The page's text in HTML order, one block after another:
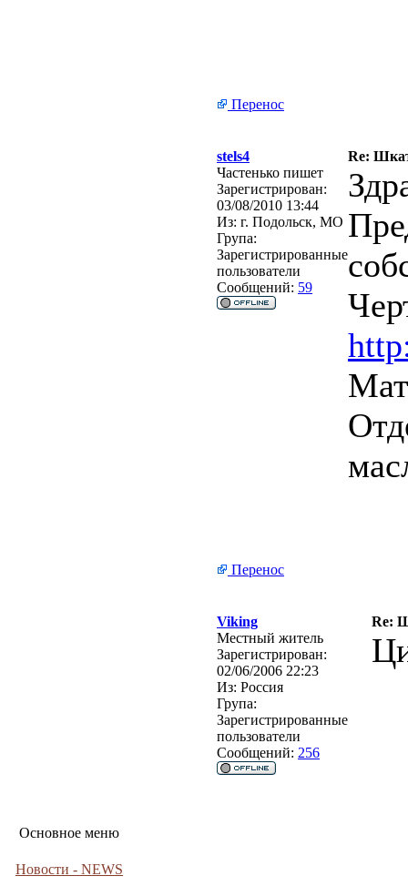
Основное меню
Новости - NEWS
Перенос
stels4
Re:
Частенько пишет
Зарегистрирован:
03/08/2010 13:44
Из: г. Подольск, МО
Група:
Зарегистрированные
пользователи
Сообщений: 59
Перенос
Viking
Re:
Местный житель
Зарегистрирован:
02/06/2006 22:23
Из: Россия
Група:
Зарегистрированные
пользователи
Сообщений: 256